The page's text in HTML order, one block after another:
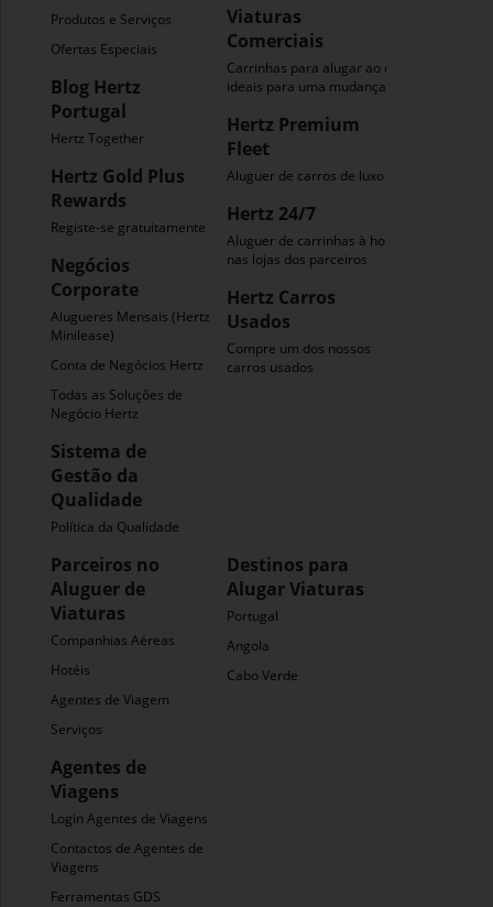
Produtos e Serviços
Ofertas Especiais
Blog Hertz
Portugal
Hertz Together
Hertz Gold Plus
Rewards
Registe-se gratuitamente
Negócios
Corporate
Alugueres Mensais (Hertz
Minilease)
Conta de Negócios Hertz
Todas as Soluções de
Negócio Hertz
Sistema de
Gestão da
Qualidade
Política da Qualidade
Viaturas
Comerciais
Carrinhas para alugar ao dia
ideais para uma mudança
Hertz Premium
Fleet
Aluguer de carros de luxo
Hertz 24/7
Aluguer de carrinhas à hora
nas lojas dos parceiros
Hertz Carros
Usados
Compre um dos nossos
carros usados
Parceiros no
Aluguer de
Viaturas
Companhias Aéreas
Hotéis
Agentes de Viagem
Serviços
Agentes de
Viagens
Login Agentes de Viagens
Contactos de Agentes de
Viagens
Ferramentas GDS
Destinos para
Alugar Viaturas
Portugal
Angola
Cabo Verde